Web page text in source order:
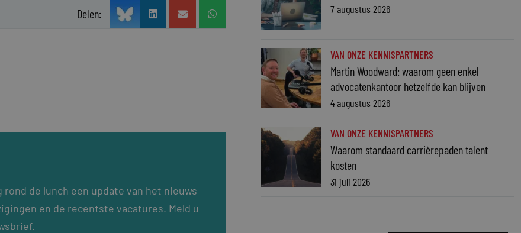
Delen:
de lunch een update van het nieuws
en de recentste vacatures. Meld u
7 augustus 2026
VAN ONZE KENNISPARTNERS
Martin Woodward: waarom geen enkel
advocatenkantoor hetzelfde kan blijven
4 augustus 2026
VAN ONZE KENNISPARTNERS
Waarom standaard carrièrepaden talent
kosten
31 juli 2026